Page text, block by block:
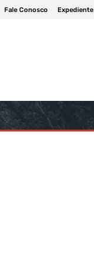
Fale Conosco Expediente